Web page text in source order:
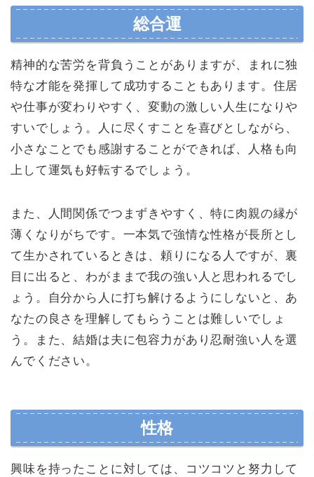
総合運
精神的な苦労を背負うことがありますが、まれに独
特な才能を発揮して成功することもあります。住居
や仕事が変わりやすく、変動の激しい人生になりや
すいでしょう。人に尽くすことを喜びとしながら、
小さなことでも感謝することができれば、人格も向
上して運気も好転するでしょう。
また、人間関係でつまずきやすく、特に肉親の縁が
薄くなりがちです。一本気で強情な性格が長所とし
て生かされているときは、頼りになる人ですが、裏
目に出ると、わがままで我の強い人と思われるでし
ょう。自分から人に打ち解けるようにしないと、あ
なたの良さを理解してもらうことは難しいでしょ
う。また、結婚は夫に包容力があり忍耐強い人を選
んでください。
性格
興味を持ったことに対しては、コツコツと努力して